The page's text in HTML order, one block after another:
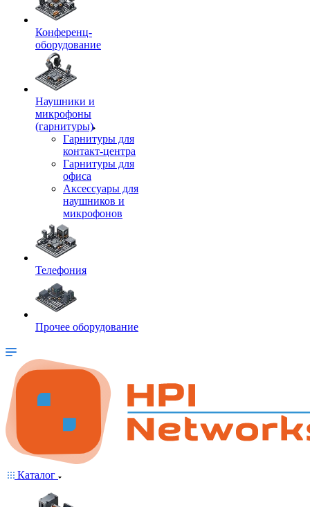
Конференц-
оборудование
Наушники и
микрофоны
(гарнитуры)
Гарнитуры для
контакт-центра
Гарнитуры для
офиса
Аксессуары для
наушников и
микрофонов
Телефония
Прочее оборудование
Каталог